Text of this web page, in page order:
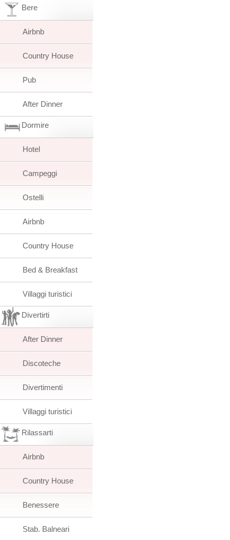
Bere
Airbnb
Country House
Pub
After Dinner
Dormire
Hotel
Campeggi
Ostelli
Airbnb
Country House
Bed & Breakfast
Villaggi turistici
Divertirti
After Dinner
Discoteche
Divertimenti
Villaggi turistici
Rilassarti
Airbnb
Country House
Benessere
Stab. Balneari